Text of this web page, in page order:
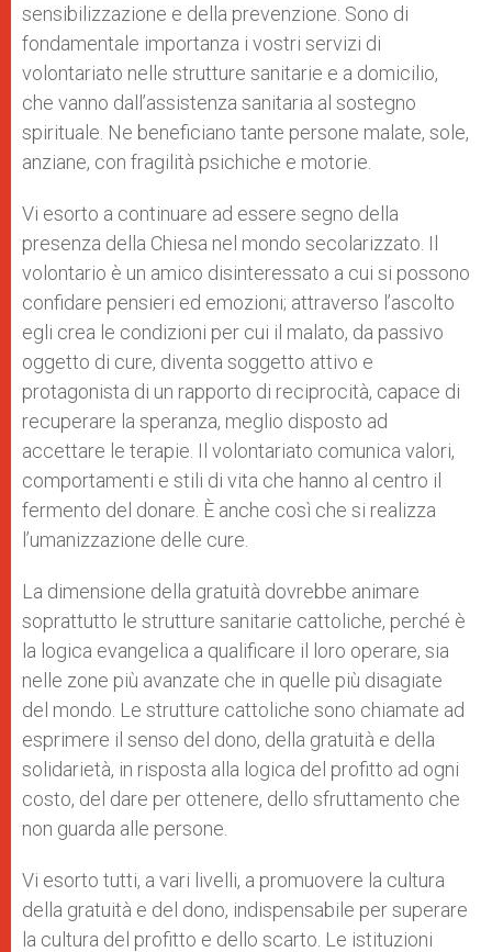
sensibilizzazione e della prevenzione. Sono di
fondamentale importanza i vostri servizi di
volontariato nelle strutture sanitarie e a domicilio,
che vanno dall’assistenza sanitaria al sostegno
spirituale. Ne beneficiano tante persone malate, sole,
anziane, con fragilità psichiche e motorie.
Vi esorto a continuare ad essere segno della
presenza della Chiesa nel mondo secolarizzato. Il
volontario è un amico disinteressato a cui si possono
confidare pensieri ed emozioni; attraverso l’ascolto
egli crea le condizioni per cui il malato, da passivo
oggetto di cure, diventa soggetto attivo e
protagonista di un rapporto di reciprocità, capace di
recuperare la speranza, meglio disposto ad
accettare le terapie. Il volontariato comunica valori,
comportamenti e stili di vita che hanno al centro il
fermento del donare. È anche così che si realizza
l’umanizzazione delle cure.
La dimensione della gratuità dovrebbe animare
soprattutto le strutture sanitarie cattoliche, perché è
la logica evangelica a qualificare il loro operare, sia
nelle zone più avanzate che in quelle più disagiate
del mondo. Le strutture cattoliche sono chiamate ad
esprimere il senso del dono, della gratuità e della
solidarietà, in risposta alla logica del profitto ad ogni
costo, del dare per ottenere, dello sfruttamento che
non guarda alle persone.
Vi esorto tutti, a vari livelli, a promuovere la cultura
della gratuità e del dono, indispensabile per superare
la cultura del profitto e dello scarto. Le istituzioni